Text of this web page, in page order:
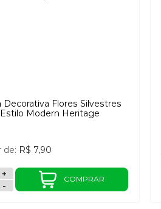
Decorativa Flores Silvestres
Estilo Modern Heritage
de: R$ 7,90
-
+
COMPRAR